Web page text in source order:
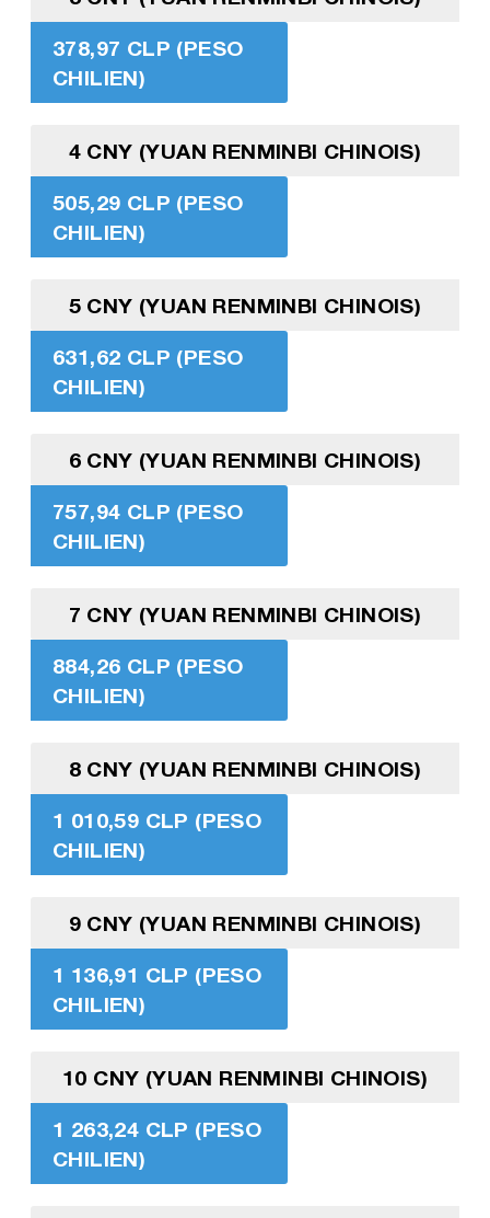
378,97 CLP (PESO
CHILIEN)
4 CNY (YUAN RENMINBI CHINOIS)
505,29 CLP (PESO
CHILIEN)
5 CNY (YUAN RENMINBI CHINOIS)
631,62 CLP (PESO
CHILIEN)
6 CNY (YUAN RENMINBI CHINOIS)
757,94 CLP (PESO
CHILIEN)
7 CNY (YUAN RENMINBI CHINOIS)
884,26 CLP (PESO
CHILIEN)
8 CNY (YUAN RENMINBI CHINOIS)
1 010,59 CLP (PESO
CHILIEN)
9 CNY (YUAN RENMINBI CHINOIS)
1 136,91 CLP (PESO
CHILIEN)
10 CNY (YUAN RENMINBI CHINOIS)
1 263,24 CLP (PESO
CHILIEN)